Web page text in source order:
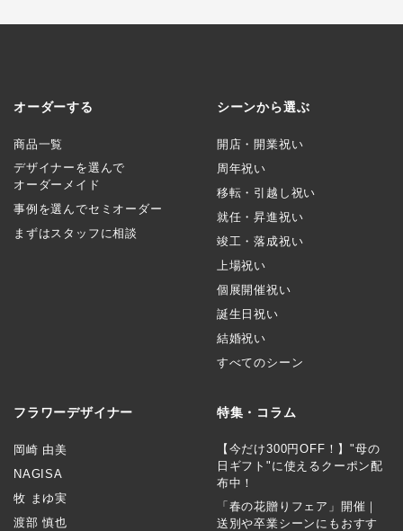
オーダーする
商品一覧
デザイナーを選んで
オーダーメイド
事例を選んでセミオーダー
まずはスタッフに相談
シーンから選ぶ
開店・開業祝い
周年祝い
移転・引越し祝い
就任・昇進祝い
竣工・落成祝い
上場祝い
個展開催祝い
誕生日祝い
結婚祝い
すべてのシーン
フラワーデザイナー
岡崎 由美
NAGISA
牧 まゆ実
渡部 慎也
特集・コラム
【今だけ300円OFF！】"母の
日ギフト"に使えるクーポン配
布中！
「春の花贈りフェア」開催｜
送別や卒業シーンにもおすす